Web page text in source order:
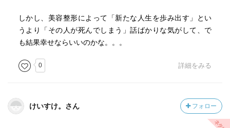
しかし、美容整形によって「新たな人生を歩み出す」とい
うより「その人が死んでしまう」話ばかりな気がして、で
も結果幸せならいいのかな。。。
0 詳細をみる
けいすけ。さん フォロー